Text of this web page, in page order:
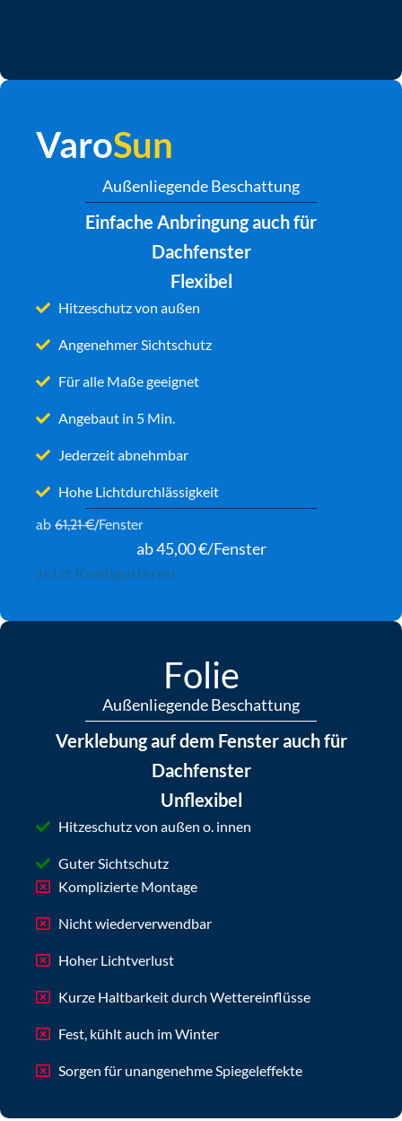
VaroSun
Außenliegende Beschattung
Einfache Anbringung auch für
Dachfenster
Flexibel
Hitzeschutz von außen
Angenehmer Sichtschutz
Für alle Maße geeignet
Angebaut in 5 Min.
Jederzeit abnehmbar
Hohe Lichtdurchlässigkeit
ab 61,21 €/Fenster
ab 45,00 €/Fenster
Jetzt Konfigurieren
Folie
Außenliegende Beschattung
Verklebung auf dem Fenster auch für
Dachfenster
Unflexibel
Hitzeschutz von außen o. innen
Guter Sichtschutz
Komplizierte Montage
Nicht wiederverwendbar
Hoher Lichtverlust
Kurze Haltbarkeit durch Wettereinflüsse
Fest, kühlt auch im Winter
Sorgen für unangenehme Spiegeleffekte